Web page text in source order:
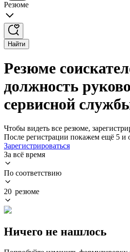
Резюме
Найти
Резюме
должность
сервисной
Чтобы видеть все резюме,
После регистрации покажем ещё 5 и
Зарегистрироваться
За всё время
По соответствию
20 резюме
Ничего не нашлось